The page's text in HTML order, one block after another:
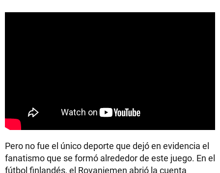
Pero no fue el único deporte que dejó en evidencia el
fanatismo que se formó alrededor de este juego. En el
fútbol finlandés, el Rovaniemen abrió la cuenta